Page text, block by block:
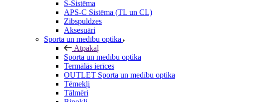
S-Sistēma
APS-C Sistēma (TL un CL)
Zibspuldzes
Aksesuāri
Sporta un medību optika
Atpakaļ
Sporta un medību optika
Termālās ierīces
OUTLET Sporta un medību optika
Tēmekļi
Tālmēri